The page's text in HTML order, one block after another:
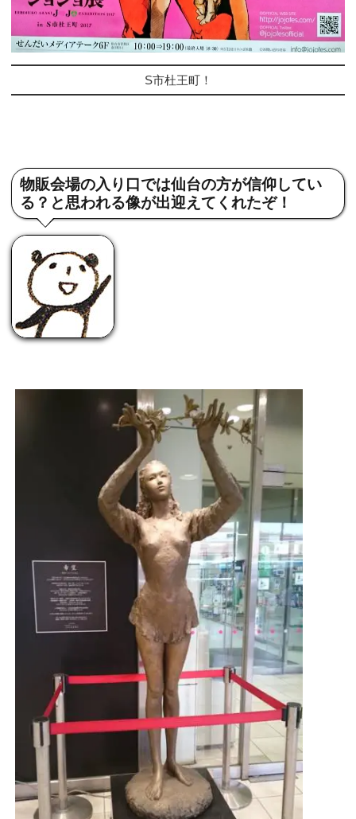
S市杜王町！
物販会場の入り口では仙台の方が信仰してい
る？と思われる像が出迎えてくれたぞ！